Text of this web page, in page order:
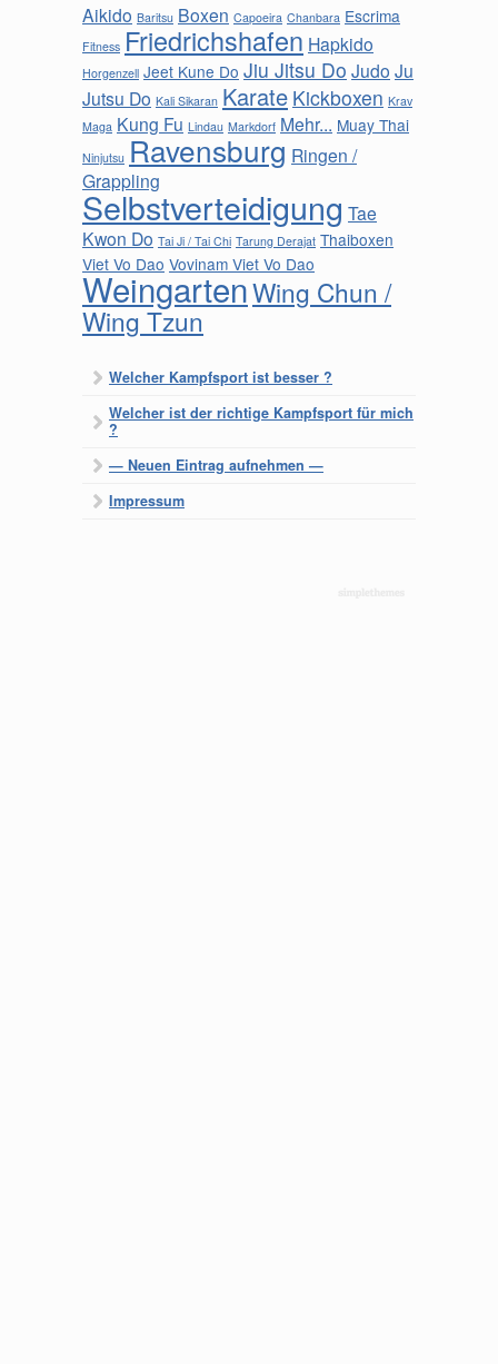
Aikido Baritsu Boxen Capoeira Chanbara Escrima
Fitness Friedrichshafen Hapkido
Horgenzell Jeet Kune Do Jiu Jitsu Do Judo Ju
Jutsu Do Kali Sikaran Karate Kickboxen Krav
Maga Kung Fu Lindau Markdorf Mehr... Muay Thai
Ninjutsu Ravensburg Ringen /
Grappling
Selbstverteidigung Tae
Kwon Do Tai Ji / Tai Chi Tarung Derajat Thaiboxen
Viet Vo Dao Vovinam Viet Vo Dao
WeingartenWing Chun /
Wing Tzun
Welcher Kampfsport ist besser ?
Welcher ist der richtige Kampfsport für mich
?
— Neuen Eintrag aufnehmen —
Impressum